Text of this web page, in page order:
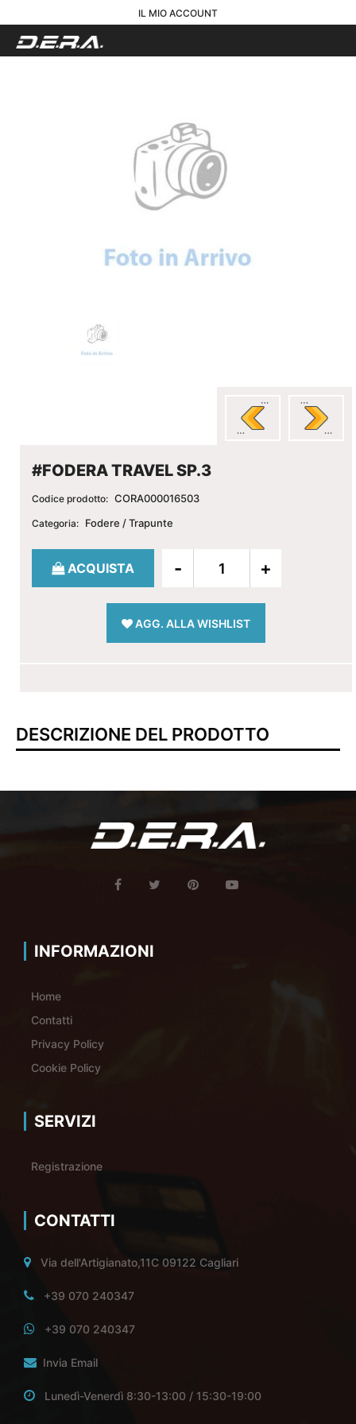
IL MIO ACCOUNT
#FODERA TRAVEL SP.3
Codice prodotto: CORA000016503
Categoria: Fodere / Trapunte
Quantità
ACQUISTA
AGG. ALLA WISHLIST
DESCRIZIONE DEL PRODOTTO
INFORMAZIONI
Home
Contatti
Privacy Policy
Cookie Policy
SERVIZI
Registrazione
CONTATTI
Via dell'Artigianato,11C 09122 Cagliari
+39 070 240347
+39 070 240347
Invia Email
Lunedì-Venerdì 8:30-13:00 / 15:30-19:00